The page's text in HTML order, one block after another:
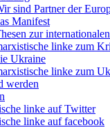
sind Partner der
Manifest
zur
linke zum
Ukraine
linke zum
werden
linke auf Twitter
linke auf facebook